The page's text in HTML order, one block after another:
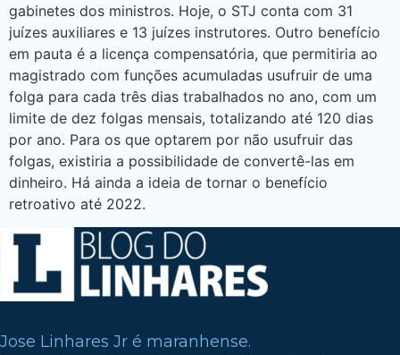
gabinetes dos ministros. Hoje, o STJ conta com 31
juízes auxiliares e 13 juízes instrutores. Outro benefício
em pauta é a licença compensatória, que permitiria ao
magistrado com funções acumuladas usufruir de uma
folga para cada três dias trabalhados no ano, com um
limite de dez folgas mensais, totalizando até 120 dias
por ano. Para os que optarem por não usufruir das
folgas, existiria a possibilidade de convertê-las em
dinheiro. Há ainda a ideia de tornar o benefício
retroativo até 2022.
Jose Linhares Jr é maranhense.